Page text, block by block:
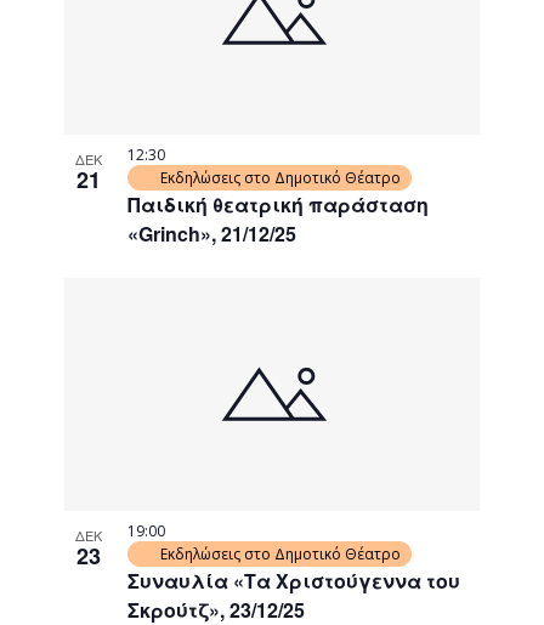
ΔΕΚ
21
Παιδική θεατρική παράσταση
«Grinch», 21/12/25
12:30
Εκδηλώσεις στο Δημοτικό Θέατρο
ΔΕΚ
23
Συναυλία «Τα Χριστούγεννα του
Σκρούτζ», 23/12/25
19:00
Εκδηλώσεις στο Δημοτικό Θέατρο